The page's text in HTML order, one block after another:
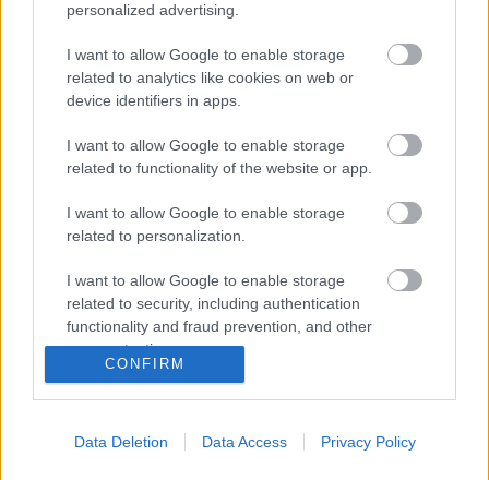
personalized advertising.
I want to allow Google to enable storage
related to analytics like cookies on web or
device identifiers in apps.
I want to allow Google to enable storage
related to functionality of the website or app.
I want to allow Google to enable storage
related to personalization.
I want to allow Google to enable storage
related to security, including authentication
functionality and fraud prevention, and other
user protection.
CONFIRM
Data Deletion Data Access Privacy Policy
foto: Hyundai Motorsport GmbH
Craig Breen Hyundai i20 N Rally1 WRC
Facebook X